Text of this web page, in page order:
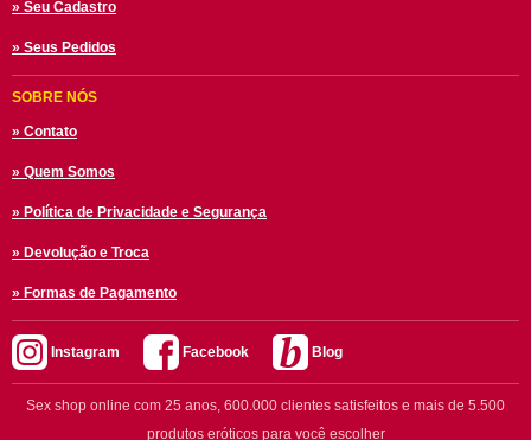
» Seu Cadastro
» Seus Pedidos
SOBRE NÓS
» Contato
» Quem Somos
» Política de Privacidade e Segurança
» Devolução e Troca
» Formas de Pagamento
Instagram Facebook Blog
Sex shop online com 25 anos, 600.000 clientes satisfeitos e mais de 5.500
produtos eróticos para você escolher